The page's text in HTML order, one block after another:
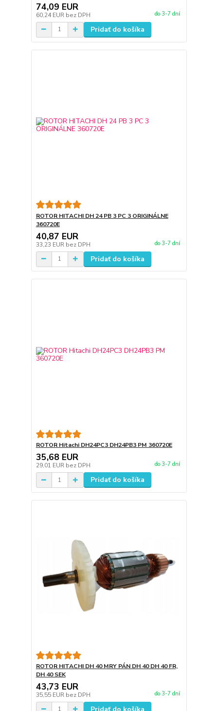
74,09 EUR
60,24 EUR bez DPH do 3-7 dní
Pridať do košíka
ROTOR HITACHI DH 24 PB 3 PC 3 ORIGINÁLNE
360720E
40,87 EUR
33,23 EUR bez DPH do 3-7 dní
Pridať do košíka
ROTOR Hitachi DH24PC3 DH24PB3 PM 360720E
35,68 EUR
29,01 EUR bez DPH do 3-7 dní
Pridať do košíka
ROTOR HITACHI DH 40 MRY PÁN DH 40 DH 40 FR,
DH 40 SEK
43,73 EUR
35,55 EUR bez DPH do 3-7 dní